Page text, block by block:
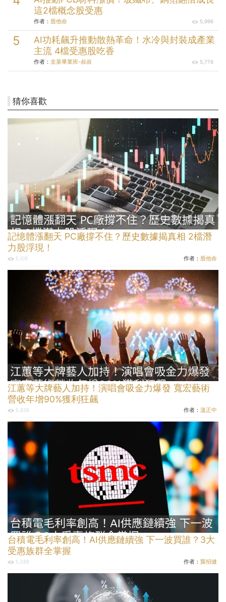
這2檔概念股受惠
作者： 股他命 5,996
AI功耗飆升推動散熱革命！水冷與封裝成產業
主流 4檔受惠股吃香
作者： 韭菜畢業班-叔叔 5,776
猜你喜歡
記憶體漲翻天 PC廠撐不住？歷史數據揭真相 2檔潛
力股浮現！
5,109 作者： 股他命
江蕙等大牌藝人加持！演唱會吸金力爆發 寬宏藝術
營收年增90%獲利狂飆
5,836 作者： 溫正中
台積電毛利率創高！AI供應鏈續強 下一波買誰？3大
受惠族群全掌握
5,588 作者： 龔招健